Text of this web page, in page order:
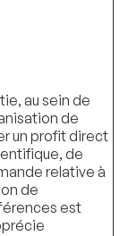
au sein de
de
un profit direct
de
relative à
de
est